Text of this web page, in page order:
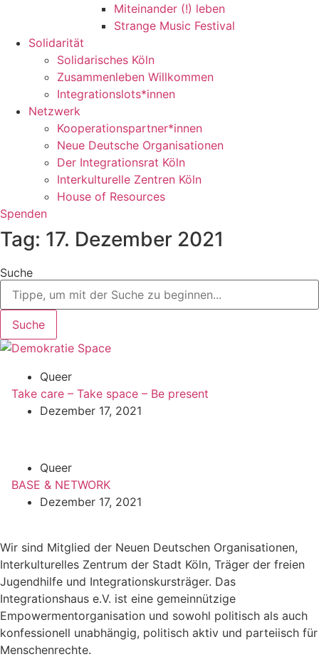
Miteinander (!) leben
Strange Music Festival
Solidarität
Solidarisches Köln
Zusammenleben Willkommen
Integrationslots*innen
Netzwerk
Kooperationspartner*innen
Neue Deutsche Organisationen
Der Integrationsrat Köln
Interkulturelle Zentren Köln
House of Resources
Spenden
Tag: 17. Dezember 2021
Suche
Suche
Queer
Take care – Take space – Be present
Dezember 17, 2021
Queer
BASE & NETWORK
Dezember 17, 2021
Wir sind Mitglied der Neuen Deutschen Organisationen,
Interkulturelles Zentrum der Stadt Köln, Träger der freien
Jugendhilfe und Integrationskursträger. Das
Integrationshaus e.V. ist eine gemeinnützige
Empowermentorganisation und sowohl politisch als auch
konfessionell unabhängig, politisch aktiv und parteiisch für
Menschenrechte.